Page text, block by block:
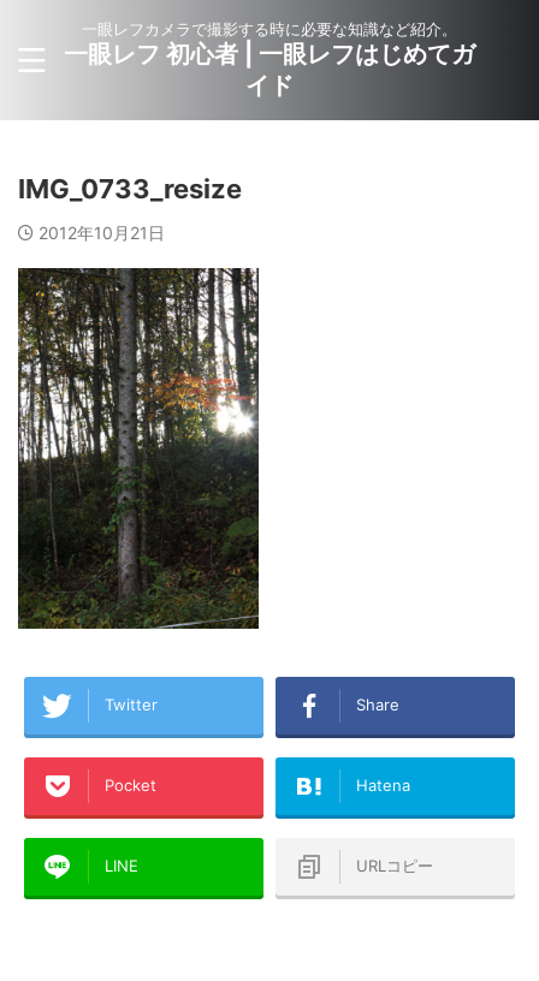
一眼レフカメラで撮影する時に必要な知識など紹介。
一眼レフ 初心者 | 一眼レフはじめてガ
イド
IMG_0733_resize
2012年10月21日
Twitter Share
Pocket Hatena
LINE URLコピー